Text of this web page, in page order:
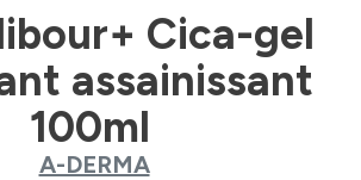
Cica-gel
assainissant
100ml
A-DERMA